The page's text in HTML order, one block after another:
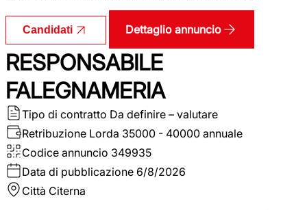
Candidati Dettaglio annuncio
RESPONSABILE
FALEGNAMERIA
Tipo di contratto Da definire – valutare
Retribuzione Lorda 35000 - 40000 annuale
Codice annuncio 349935
Data di pubblicazione 6/8/2026
Città Citerna